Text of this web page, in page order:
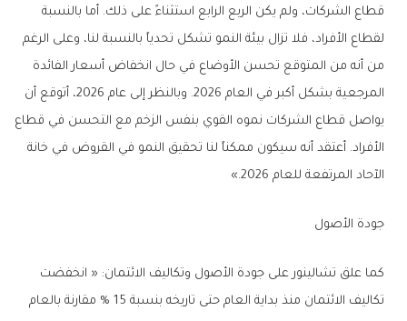
قطاع الشركات، ولم يكن الربع الرابع استثناءً على ذلك. أما بالنسبة
لقطاع الأفراد، فلا تزال بيئة النمو تشكل تحدياً بالنسبة لنا، وعلى الرغم
من أنه من المتوقع تحسن الأوضاع في حال انخفاض أسعار الفائدة
المرجعية بشكل أكبر في العام 2026. وبالنظر إلى عام 2026، أتوقع أن
يواصل قطاع الشركات نموه القوي بنفس الزخم مع التحسن في قطاع
الأفراد. أعتقد أنه سيكون ممكناً لنا تحقيق النمو في القروض في خانة
الآحاد المرتفعة للعام 2026.»
جودة الأصول
كما علق تشالينور على جودة الأصول وتكاليف الائتمان: « انخفضت
تكاليف الائتمان منذ بداية العام حتى تاريخه بنسبة 15 % مقارنة بالعام